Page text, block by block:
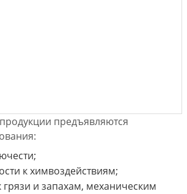
предъявляются
к химвоздействиям;
грязи и запахам, механическим